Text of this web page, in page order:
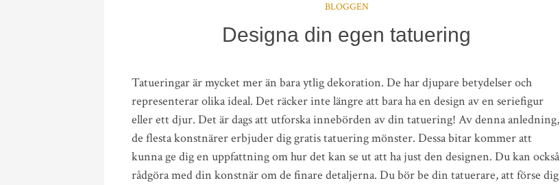
BLOGGEN
Designa din egen tatuering
Tatueringar är mycket mer än bara ytlig dekoration. De har djupare betydelser och
representerar olika ideal. Det räcker inte längre att bara ha en design av en seriefigur
eller ett djur. Det är dags att utforska innebörden av din tatuering! Av denna anledning,
de flesta konstnärer erbjuder dig gratis tatuering mönster. Dessa bitar kommer att
kunna ge dig en uppfattning om hur det kan se ut att ha just den designen. Du kan också
rådgöra med din konstnär om de finare detaljerna. Du bör be din tatuerare, att förse dig